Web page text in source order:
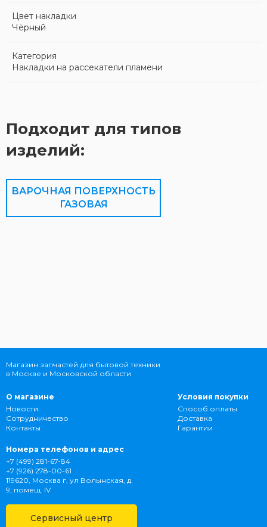
Цвет накладки
Чёрный
Категория
Накладки на рассекатели пламени
Подходит для типов
изделий:
ВАРОЧНАЯ ПОВЕРХНОСТЬ
ГАЗОВАЯ
Магазин запчастей для бытовой техники
в Москве и Московской области
О магазине
Новости
Сотрудничество
Контакты
Условия покупки
Способ оплаты
Доставка
Гарантии
Номера телефонов и адрес
+7 (499) 281-67-84
+7 (926) 278-00-61
119620, Москва г, ул Волынская, д.
9, помещ. IV
Сервисный центр